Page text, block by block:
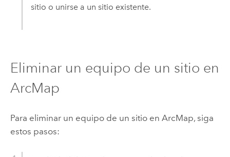
sitio o unirse a un sitio existente.
Eliminar un equipo de un sitio en
ArcMap
Para eliminar un equipo de un sitio en ArcMap, siga
estos pasos: